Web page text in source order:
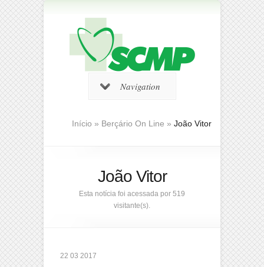
Navigation
Início » Berçário On Line » João Vitor
João Vitor
Esta notícia foi acessada por 519
visitante(s).
22 03 2017